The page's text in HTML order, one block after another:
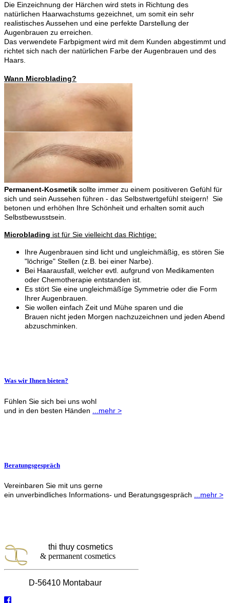
Die Einzeichnung der Härchen wird stets in Richtung des
natürlichen Haarwachstums gezeichnet, um somit ein sehr
realistisches Aussehen und eine perfekte Darstellung der
Augenbrauen zu erreichen.
Das verwendete Farbpigment wird mit dem Kunden abgestimmt und
richtet sich nach der natürlichen Farbe der Augenbrauen und des
Haars.
Wann Microblading?
Permanent-Kosmetik sollte immer zu einem positiveren Gefühl für
sich und sein Aussehen führen - das Selbstwertgefühl steigern! Sie
betonen und erhöhen Ihre Schönheit und erhalten somit auch
Selbstbewusstsein.
Microblading ist für Sie vielleicht das Richtige:
Ihre Augenbrauen sind licht und ungleichmäßig, es stören Sie
"löchrige" Stellen (z.B. bei einer Narbe).
Bei Haarausfall, welcher evtl. aufgrund von Medikamenten
oder Chemotherapie entstanden ist.
Es stört Sie eine ungleichmäßíge Symmetrie oder die Form
Ihrer Augenbrauen.
Sie wollen einfach Zeit und Mühe sparen und die
Brauen nicht jeden Morgen nachzuzeichnen und jeden Abend
abzuschminken.
Was wir Ihnen bieten?
Fühlen Sie sich bei uns wohl
und in den besten Händen
...mehr >
Beratungsgespräch
Vereinbaren Sie mit uns gerne
ein unverbindliches Informations- und Beratungsgespräch
...mehr >
thi thuy cosmetics
& permanent cosmetics
D-56410 Montabaur